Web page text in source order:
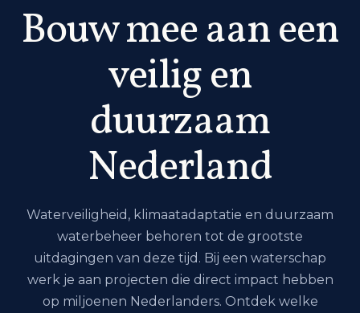
Bouw mee aan een
veilig en
duurzaam
Nederland
Waterveiligheid, klimaatadaptatie en duurzaam
waterbeheer behoren tot de grootste
uitdagingen van deze tijd. Bij een waterschap
werk je aan projecten die direct impact hebben
op miljoenen Nederlanders. Ontdek welke